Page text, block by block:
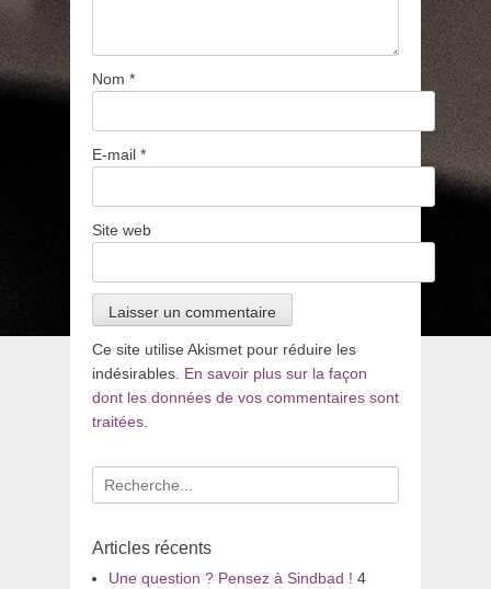
Nom *
E-mail *
Site web
Ce site utilise Akismet pour réduire les
indésirables. En savoir plus sur la façon
dont les données de vos commentaires sont
traitées
Recherche
pour
Articles récents
Une question ? Pensez à Sindbad ! 4